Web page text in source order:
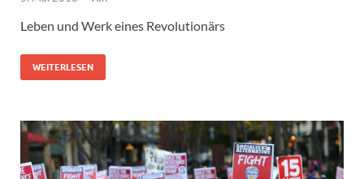
Leben und Werk eines Revolutionärs
WEITERLESEN